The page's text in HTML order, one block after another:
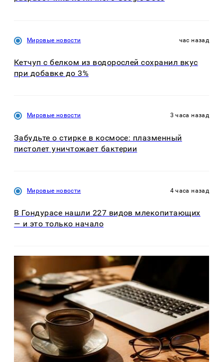
Мировые новости час назад
Кетчуп с белком из водорослей сохранил вкус
при добавке до 3%
Мировые новости 3 часа назад
Забудьте о стирке в космосе: плазменный
пистолет уничтожает бактерии
Мировые новости 4 часа назад
В Гондурасе нашли 227 видов млекопитающих
— и это только начало